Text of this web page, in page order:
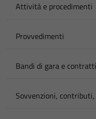
Attività e procedimenti
Provvedimenti
Bandi di gara e contratti
Sovvenzioni,